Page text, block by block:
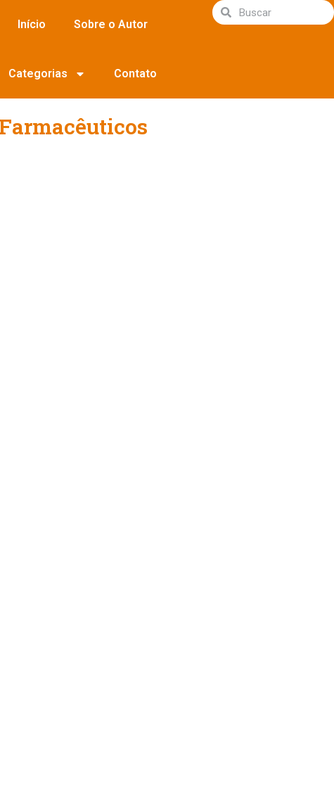
Início Sobre o Autor
Categorias Contato